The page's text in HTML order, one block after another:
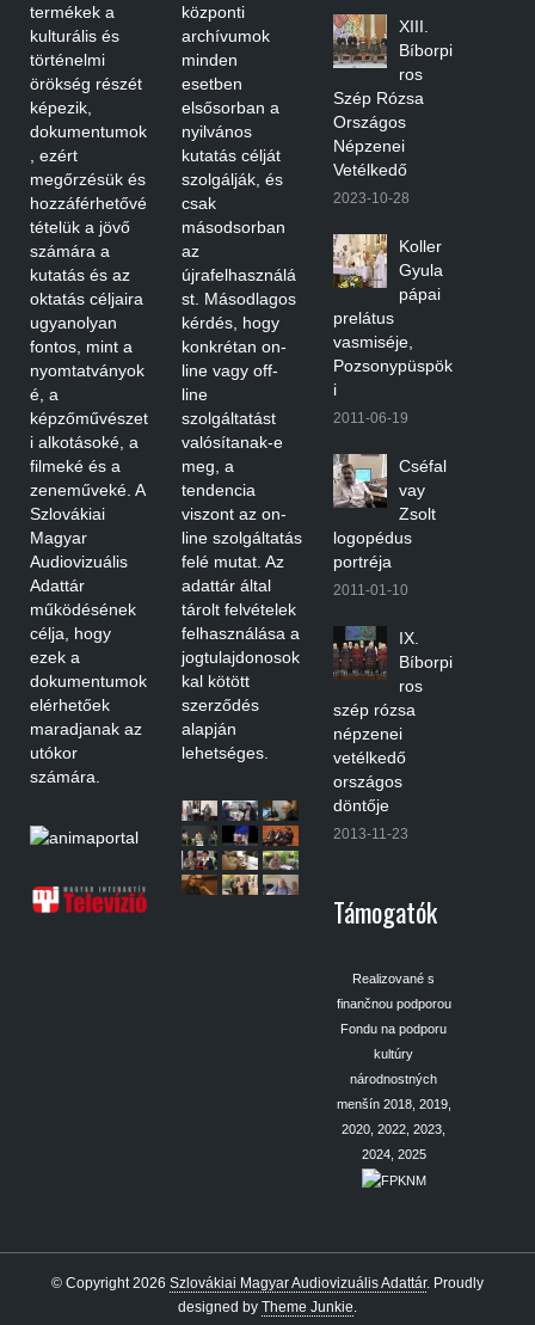
termékek a
kulturális és
történelmi
örökség részét
képezik,
dokumentumok
, ezért
megőrzésük és
hozzáférhetővé
tételük a jövő
számára a
kutatás és az
oktatás céljaira
ugyanolyan
fontos, mint a
nyomtatványok
é, a
képzőművészet
i alkotásoké, a
filmeké és a
zeneműveké. A
Szlovákiai
Magyar
Audiovizuális
Adattár
működésének
célja, hogy
ezek a
dokumentumok
elérhetőek
maradjanak az
utókor
számára.
központi
archívumok
minden
esetben
elsősorban a
nyilvános
kutatás célját
szolgálják, és
csak
másodsorban
az
újrafelhasználá
st. Másodlagos
kérdés, hogy
konkrétan on-
line vagy off-
line
szolgáltatást
valósítanak-e
meg, a
tendencia
viszont az on-
line szolgáltatás
felé mutat. Az
adattár által
tárolt felvételek
felhasználása a
jogtulajdonosok
kal kötött
szerződés
alapján
lehetséges.
XIII.
Bíborpi
ros
Szép Rózsa
Országos
Népzenei
Vetélkedő
2023-10-28
Koller
Gyula
pápai
prelátus
vasmiséje,
Pozsonypüspök
i
2011-06-19
Cséfal
vay
Zsolt
logopédus
portréja
2011-01-10
IX.
Bíborpi
ros
szép rózsa
népzenei
vetélkedő
országos
döntője
2013-11-23
Támogatók
Realizované s
finančnou podporou
Fondu na podporu
kultúry
národnostných
menšín 2018, 2019,
2020, 2022, 2023,
2024, 2025
© Copyright 2026 Szlovákiai Magyar Audiovizuális Adattár. Proudly
designed by Theme Junkie.